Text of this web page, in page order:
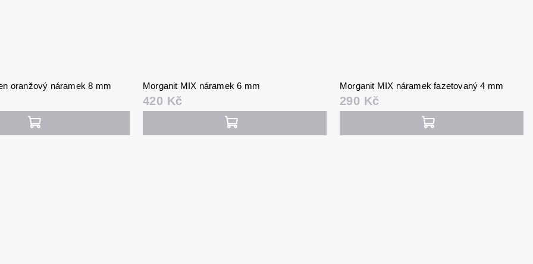
oranžový náramek 8 mm Morganit MIX náramek 6 mm
420 Kč
Morganit MIX náramek fazetovaný 4 mm
290 Kč